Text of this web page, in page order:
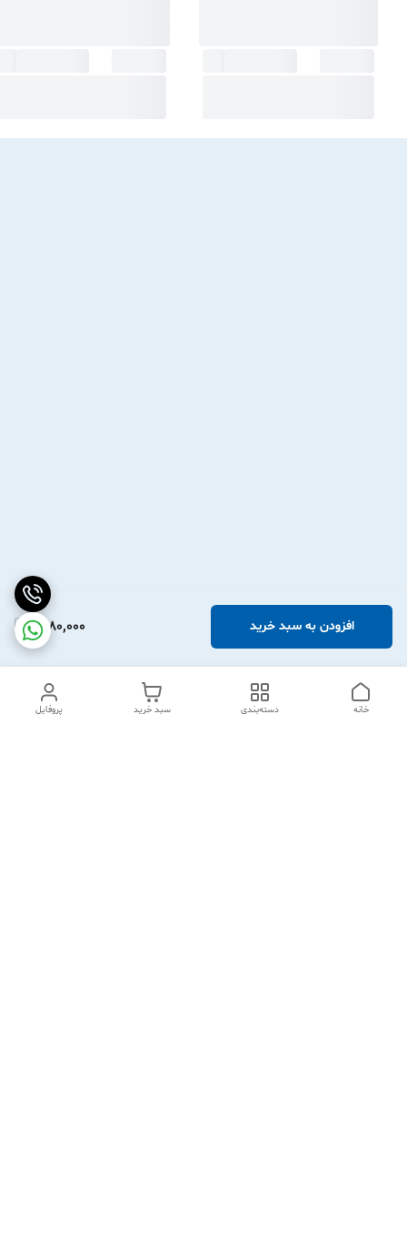
1,980,000 افزودن به سبد خرید
پروفایل سبد خرید دسته‌بندی خانه